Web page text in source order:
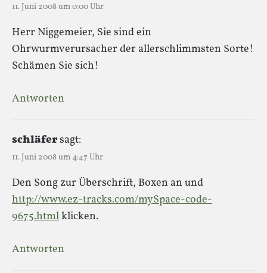
11. Juni 2008 um 0:00 Uhr
Herr Niggemeier, Sie sind ein
Ohrwurmverursacher der allerschlimmsten Sorte!
Schämen Sie sich!
Antworten
schläfersagt:
11. Juni 2008 um 4:47 Uhr
Den Song zur Überschrift, Boxen an und
http://www.ez-tracks.com/mySpace-code-
9675.htmlklicken.
Antworten